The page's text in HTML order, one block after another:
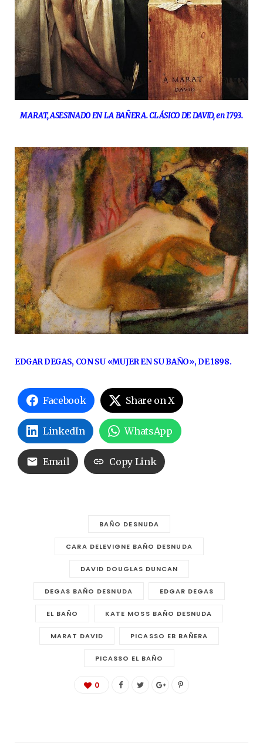
MARAT, ASESINADO EN LA BAÑERA. CLÁSICO DE DAVID, en 1793.
EDGAR DEGAS, CON SU «MUJER EN SU BAÑO», DE 1898.
Facebook Share on X
LinkedIn WhatsApp
Email Copy Link
BAÑO DESNUDA
CARA DELEVIGNE BAÑO DESNUDA
DAVID DOUGLAS DUNCAN
DEGAS BAÑO DESNUDA EDGAR DEGAS
EL BAÑO KATE MOSS BAÑO DESNUDA
MARAT DAVID PICASSO EB BAÑERA
PICASSO EL BAÑO
0